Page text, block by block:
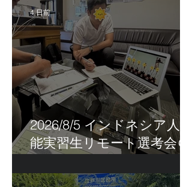
2026/8/5 インドネシア人技
能実習生リモート選考会＠
4 日前